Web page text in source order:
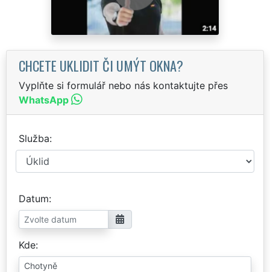
CHCETE UKLIDIT ČI UMÝT OKNA?
Vyplňte si formulář nebo nás kontaktujte přes
WhatsApp
Služba
Datum
Kde